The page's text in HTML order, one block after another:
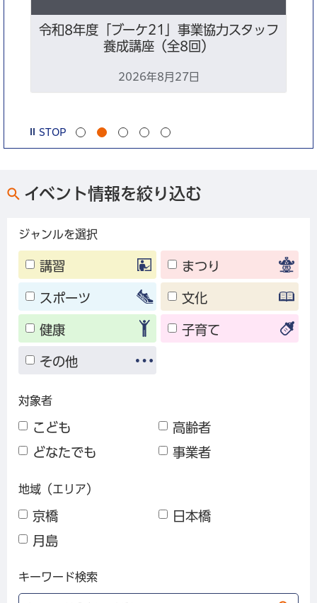
令和8年度「ブーケ21」事業協力スタッフ
養成講座（全8回）
2026年8月27日
STOP
イベント情報を絞り込む
ジャンルを選択
講習 まつり
スポーツ 文化
健康 子育て
その他
対象者
こども
高齢者
どなたでも
事業者
地域（エリア）
京橋
日本橋
月島
キーワード検索